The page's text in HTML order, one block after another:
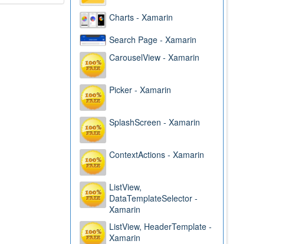
Charts - Xamarin
Search Page - Xamarin
CarouselView - Xamarin
Picker - Xamarin
SplashScreen - Xamarin
ContextActions - Xamarin
ListView,
DataTemplateSelector -
Xamarin
ListView, HeaderTemplate -
Xamarin